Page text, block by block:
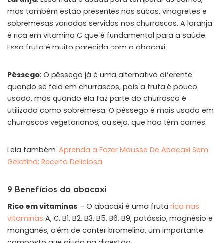
mas também estão presentes nos sucos, vinagretes e
sobremesas variadas servidas nos churrascos. A laranja
é rica em vitamina C que é fundamental para a saúde.
Essa fruta é muito parecida com o abacaxi.
Pêssego: O pêssego já é uma alternativa diferente
quando se fala em churrascos, pois a fruta é pouco
usada, mas quando ela faz parte do churrasco é
utilizada como sobremesa. O pêssego é mais usado em
churrascos vegetarianos, ou seja, que não têm carnes.
Leia também: Aprenda a Fazer Mousse De Abacaxi Sem
Gelatina: Receita Deliciosa
9 Benefícios do abacaxi
Rico em vitaminas – O abacaxi é uma fruta rica nas
vitaminas A, C, B1, B2, B3, B5, B6, B9, potássio, magnésio e
manganês, além de conter bromelina, um importante